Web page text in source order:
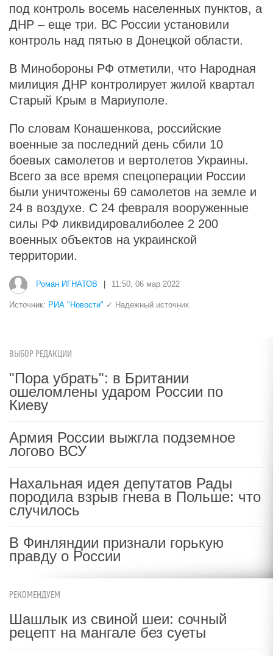
под контроль восемь населенных пунктов, а
ДНР – еще три. ВС России установили
контроль над пятью в Донецкой области.
В Минобороны РФ отметили, что Народная
милиция ДНР контролирует жилой квартал
Старый Крым в Мариуполе.
По словам Конашенкова, российские
военные за последний день сбили 10
боевых самолетов и вертолетов Украины.
Всего за все время спецоперации России
были уничтожены 69 самолетов на земле и
24 в воздухе. С 24 февраля вооруженные
силы РФ ликвидировалиболее 2 200
военных объектов на украинской
территории.
Роман ИГНАТОВ 11:50, 06 мар 2022
Источник: РИА "Новости" ✓ Надежный источник
ВЫБОР РЕДАКЦИИ
"Пора убрать": в Британии
ошеломлены ударом России по
Киеву
Армия России выжгла подземное
логово ВСУ
Нахальная идея депутатов Рады
породила взрыв гнева в Польше: что
случилось
В Финляндии признали горькую
правду о России
РЕКОМЕНДУЕМ
Шашлык из свиной шеи: сочный
рецепт на мангале без суеты